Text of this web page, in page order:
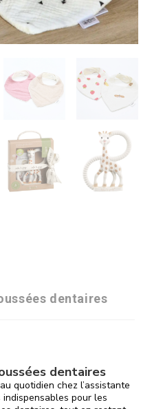
dentaires
dentaires
quotidien chez l’assistante
pour les